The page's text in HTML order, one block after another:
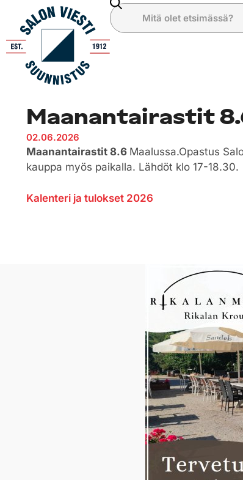
Maanantairastit
02.06.2026
Maanantairastit 8.6 Maalussa.Opastus
kauppa myös paikalla. Lähdöt klo 17-18.30.
Kalenteri ja tulokset 2026